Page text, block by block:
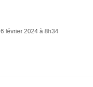
6 février 2024 à 8h34